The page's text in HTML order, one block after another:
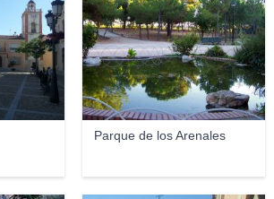
Parque de los Arenales